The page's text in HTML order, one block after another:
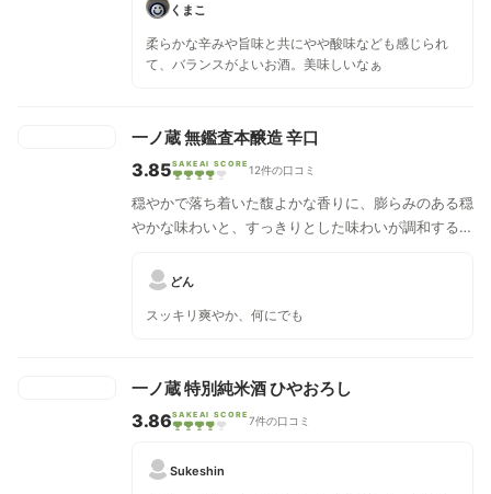
くまこ
柔らかな辛みや旨味と共にやや酸味なども感じられ
て、バランスがよいお酒。美味しいなぁ
一ノ蔵 無鑑査本醸造 辛口
3.85SAKEAI SCORE 12件の口コミ
穏やかで落ち着いた馥よかな香りに、膨らみのある穏
やかな味わいと、すっきりとした味わいが調和する、
どん
スッキリ爽やか、何にでも
一ノ蔵 特別純米酒 ひやおろし
3.86SAKEAI SCORE 7件の口コミ
Sukeshin